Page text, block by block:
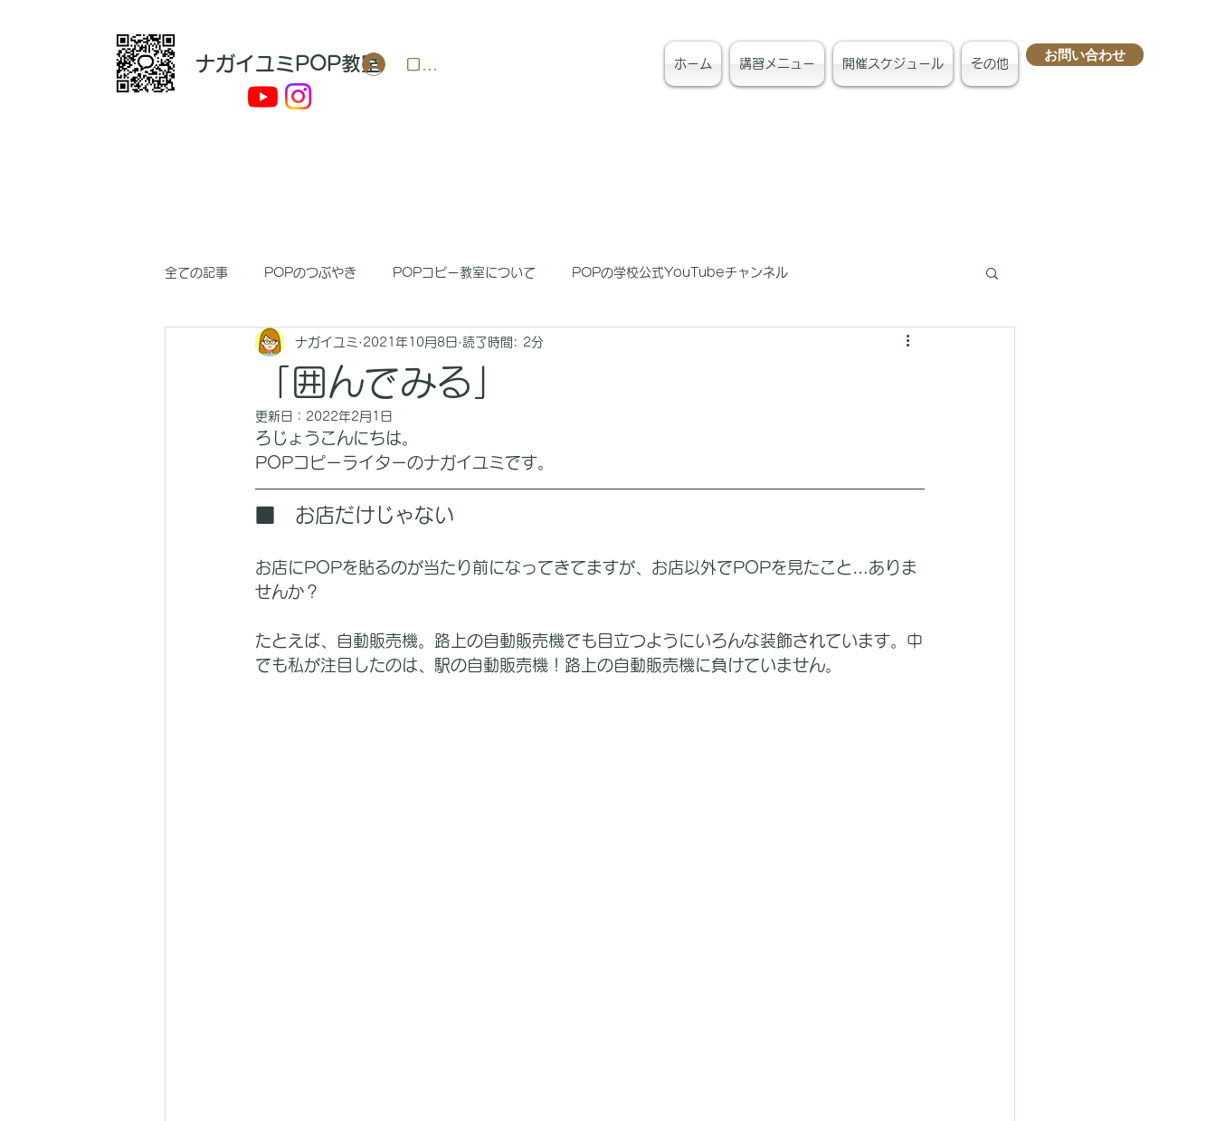
​ナガイユミPOP教室 ログイン ホーム 講習メニュー 開催スケジュール その他 お問い合わせ
全ての記事 POPのつぶやき POPコピー教室について POPの学校公式YouTubeチャンネル
「囲んでみる」
ナガイユミ 2021年10月8日 読了時間: 2分
更新日： 2022年2月1日
ろじょうこんにちは。
POPコピーライターのナガイユミです。
■　お店だけじゃない
お店にPOPを貼るのが当たり前になってきてますが、お店以外でPOPを見たこと…ありま
せんか？
たとえば、自動販売機。路上の自動販売機でも目立つようにいろんな装飾されています。中
でも私が注目したのは、駅の自動販売機！路上の自動販売機に負けていません。